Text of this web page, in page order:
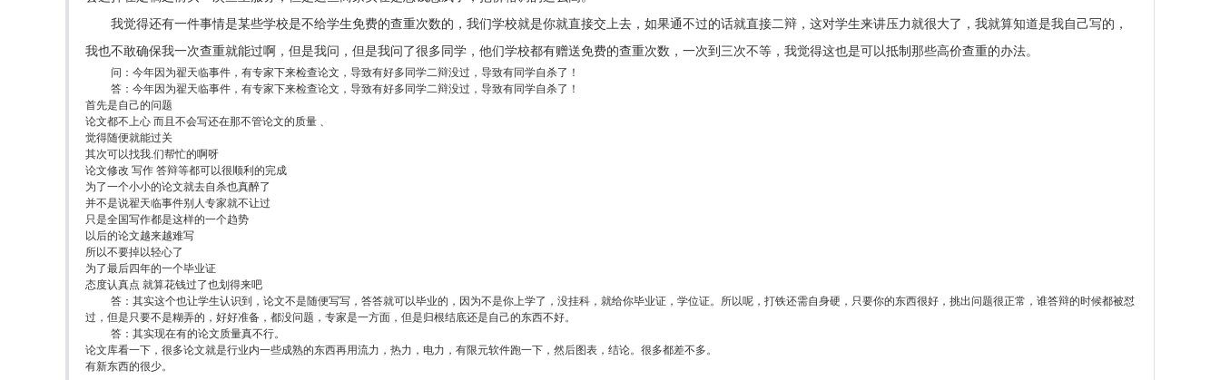
我觉得还有一件事情是某些学校是不给学生免费的查重次数的，我们学校就是你就直接交上去，如果通不过的话就直接二辩，这对学生来讲压力就很大了，我就算知道是我自己写的，
我也不敢确保我一次查重就能过啊，但是我问，但是我问了很多同学，他们学校都有赠送免费的查重次数，一次到三次不等，我觉得这也是可以抵制那些高价查重的办法。
问：今年因为翟天临事件，有专家下来检查论文，导致有好多同学二辩没过，导致有同学自杀了！
答：今年因为翟天临事件，有专家下来检查论文，导致有好多同学二辩没过，导致有同学自杀了！
首先是自己的问题
论文都不上心 而且不会写还在那不管论文的质量 、
觉得随便就能过关
其次可以找我.们帮忙的啊呀
论文修改 写作 答辩等都可以很顺利的完成
为了一个小小的论文就去自杀也真醉了
并不是说翟天临事件别人专家就不让过
只是全国写作都是这样的一个趋势
以后的论文越来越难写
所以不要掉以轻心了
为了最后四年的一个毕业证
态度认真点 就算花钱过了也划得来吧
答：其实这个也让学生认识到，论文不是随便写写，答答就可以毕业的，因为不是你上学了，没挂科，就给你毕业证，学位证。所以呢，打铁还需自身硬，只要你的东西很好，挑出问题很正常，谁答辩的时候都被怼
过，但是只要不是糊弄的，好好准备，都没问题，专家是一方面，但是归根结底还是自己的东西不好。
答：其实现在有的论文质量真不行。
论文库看一下，很多论文就是行业内一些成熟的东西再用流力，热力，电力，有限元软件跑一下，然后图表，结论。很多都差不多。
有新东西的很少。